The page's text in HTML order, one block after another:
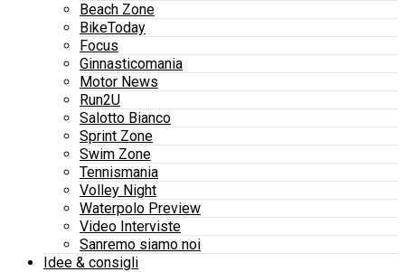
Beach Zone
BikeToday
Focus
Ginnasticomania
Motor News
Run2U
Salotto Bianco
Sprint Zone
Swim Zone
Tennismania
Volley Night
Waterpolo Preview
Video Interviste
Sanremo siamo noi
Idee & consigli